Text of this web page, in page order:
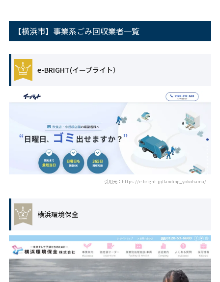
【横浜市】事業系ごみ回収業者一覧
e-BRIGHT(イーブライト）
引用元：https://e-bright.jp/landing_yokohama/
横浜環境保全